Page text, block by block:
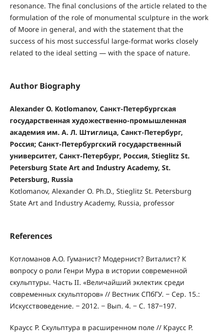
resonance. The final conclusions of the article related to the
formulation of the role of monumental sculpture in the work
of Moore in general, and with the statement that the
success of his most successful large-format works closely
related to the ideal setting — with the space of nature.
Author Biography
Alexander O. Kotlomanov, Санкт-Петербургская
государственная художественно-промышленная
академия им. А. Л. Штиглица, Санкт-Петербург,
Россия; Санкт-Петербургский государственный
университет, Санкт-Петербург, Россия, Stieglitz St.
Petersburg State Art and Industry Academy, St.
Petersburg, Russia
Kotlomanov, Alexander O. Ph.D., Stieglitz St. Petersburg
State Art and Industry Academy, Russia, professor
References
Котломанов А.О. Гуманист? Модернист? Виталист? К
вопросу о роли Генри Мура в истории современной
скульптуры. Часть II. «Величайший эклектик среди
современных скульпторов» // Вестник СПбГУ. ‒ Сер. 15.:
Искусствоведение. ‒ 2012. ‒ Вып. 4. ‒ C. 187‒197.
Краусс Р. Скульптура в расширенном поле // Краусс Р.